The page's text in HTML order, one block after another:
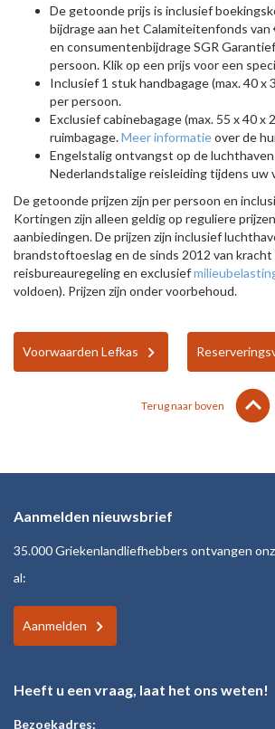
De getoonde prijs is inclusief
bijdrage aan het Calamiteitenfonds van
en consumentenbijdrage SGR
persoon. Klik op een prijs voor een
Inclusief 1 stuk handbagage (max. 40 x
per persoon.
Exclusief cabinebagage (max. 55 x 40 x
ruimbagage.Meer informatieover de
Engelstalig ontvangst op de
Nederlandstalige reisleiding tijdens uw
De getoonde prijzen zijn per persoon en
Kortingen zijn alleen geldig op reguliere
aanbiedingen. De prijzen zijn inclusief
brandstoftoeslag en de sinds 2012 van kracht
reisbureauregeling en exclusief
voldoen). Prijzen zijn onder voorbehoud.
Voorwaarden Lefkas
Terug naar boven lens
keyboard_arrow_up
Aanmelden nieuwsbrief
35.000 Griekenlandliefhebbers ontvangen
al:
Aanmelden
Heeft u een vraag, laat het ons weten!
Bezoekadres: